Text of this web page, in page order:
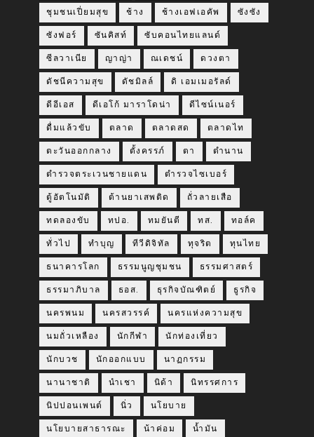
ชุมชนเปี่ยมสุข ช้าง ช้างเอฟเอคัพ ซังซัง
ซังฟอร์ ซันคิสท์ ซับคอนไทยแลนด์
ซีลวาเนีย ญาญ่า ณเดชน์ ดวงตา
ดัชนีความสุข ดัชมิลล์ ดิ เอมเมอรัลด์
ดีอีเอส ดีเอโก้ มาราโดน่า ดีไซน์เนอร์
ดื่มแล้วขับ ตลาด ตลาดสด ตลาดไท
ตะวันออกกลาง ตั้งครรภ์ ตา ตำนาน
ตำรวจตระเวนชายแดน ตำรวจไซเบอร์
ตู้อัตโนมัติ ต้านยาเสพติด ถั่วลายเสือ
ทดลองขับ ทปอ. ทมยันตี ทส. ทอล์ค
ทั่วไป ทำบุญ ทีวีดิจิทัล ทุจริต ทุนไทย
ธนาคารโลก ธรรมนูญชุมชน ธรรมศาสตร์
ธรรมาภิบาล ธอส. ธุรกิจบัณฑิตย์ ธูรกิจ
นครพนม นครสวรรค์ นครแห่งความสุข
นมถั่วเหลือง นักกีฬา นักท่องเที่ยว
นักบวช นักออกแบบ นาฏกรรม
นานาชาติ นำเชา นิด้า นิทรรศการ
นิปปอนเพนต์ นิ่ว นโยบาย
นโยบายสาธารณะ น้าค่อม น้ำมัน